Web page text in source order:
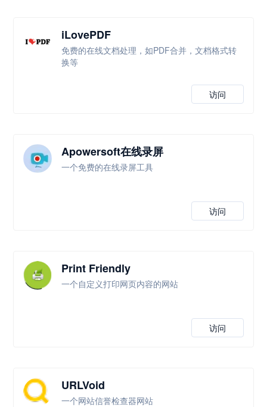
iLovePDF
免费的在线文档处理，如PDF合并，文档格式转
换等
访问
Apowersoft在线录屏
一个免费的在线录屏工具
访问
Print Friendly
一个自定义打印网页内容的网站
访问
URLVoid
一个网站信誉检查器网站